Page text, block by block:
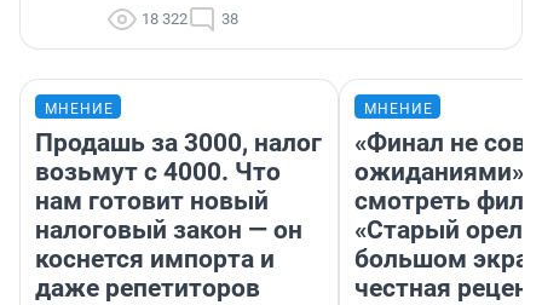
18 322 38
МНЕНИЕ
Продашь за 3000, налог
возьмут с 4000. Что
нам готовит новый
налоговый закон — он
коснется импорта и
даже репетиторов
МНЕНИЕ
«Финал не
ожиданиями»:
смотреть
«Старый орел»
большом
честная